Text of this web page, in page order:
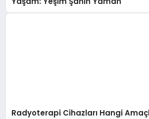
Radyoterapi Cihazları Hangi